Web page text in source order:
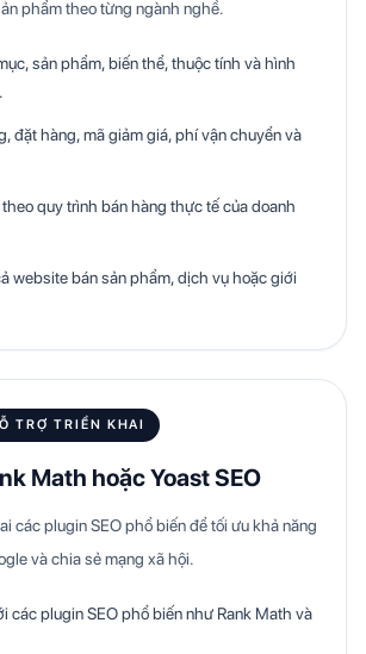
phẩm theo từng ngành nghề.
sản phẩm, biến thể, thuộc tính và hình
đặt hàng, mã giảm giá, phí vận chuyển và
quy trình bán hàng thực tế của doanh
website bán sản phẩm, dịch vụ hoặc giới
TRỢ TRIỂN KHAI
Math hoặc Yoast SEO
các plugin SEO phổ biến để tối ưu khả năng
và chia sẻ mạng xã hội.
các plugin SEO phổ biến như Rank Math và